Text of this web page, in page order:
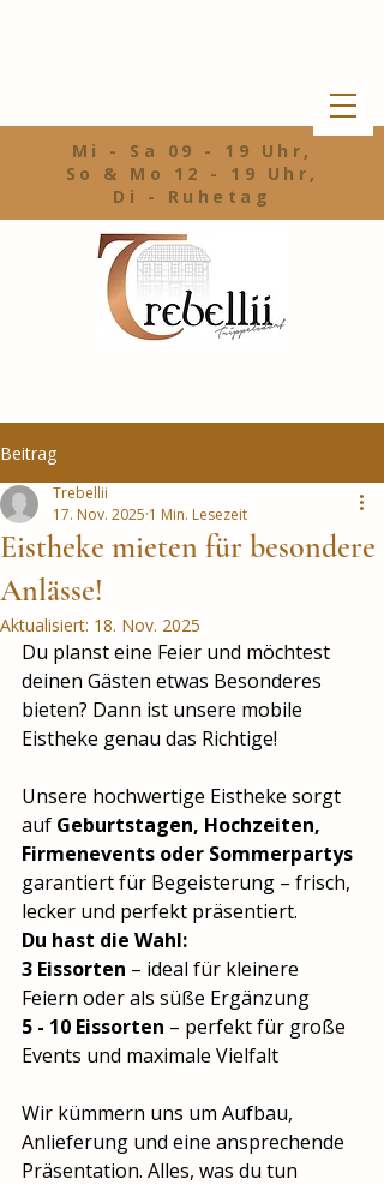
Mi - Sa 09 - 19 Uhr,
So & Mo 12 - 19 Uhr,
Di - Ruhetag
Beitrag
Eistheke mieten für besondere
Anlässe!
Trebellii
17. Nov. 2025 1 Min. Lesezeit
Aktualisiert: 18. Nov. 2025
Du planst eine Feier und möchtest
deinen Gästen etwas Besonderes
bieten? Dann ist unsere mobile
Eistheke genau das Richtige!
Unsere hochwertige Eistheke sorgt
auf Geburtstagen, Hochzeiten,
Firmenevents oder Sommerpartys
garantiert für Begeisterung – frisch,
lecker und perfekt präsentiert.
Du hast die Wahl:
3 Eissorten – ideal für kleinere
Feiern oder als süße Ergänzung
5 - 10 Eissorten – perfekt für große
Events und maximale Vielfalt
Wir kümmern uns um Aufbau,
Anlieferung und eine ansprechende
Präsentation. Alles, was du tun